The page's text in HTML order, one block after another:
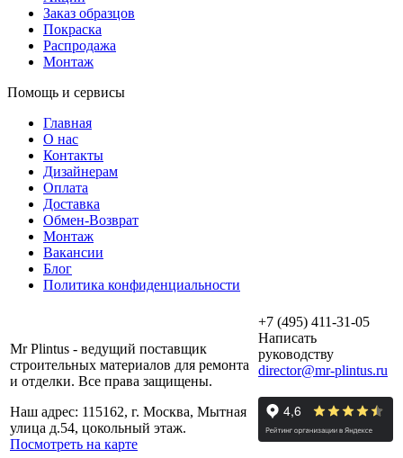
Заказ образцов
Покраска
Распродажа
Монтаж
Помощь и сервисы
Главная
О нас
Контакты
Дизайнерам
Оплата
Доставка
Обмен-Возврат
Монтаж
Вакансии
Блог
Политика конфиденциальности
Mr Plintus - ведущий поставщик
строительных материалов для ремонта
и отделки. Все права защищены.
Наш адрес: 115162, г. Москва, Мытная
улица д.54, цокольный этаж.
Посмотреть на карте
+7 (495) 411-31-05
Написать
руководству
director@mr-plintus.ru